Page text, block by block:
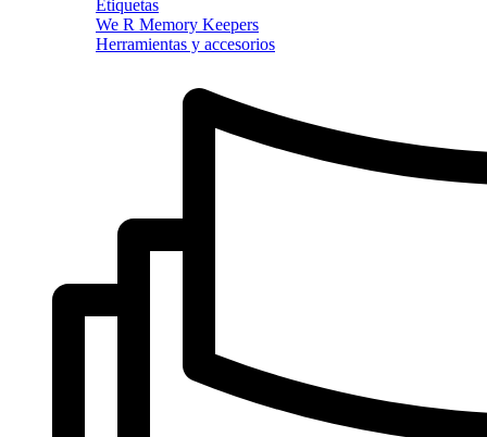
Etiquetas
We R Memory Keepers
Herramientas y accesorios